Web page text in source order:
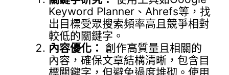
Keyword Planner、Ahrefs等，找
出目標受眾搜索頻率高且競爭相對
較低的關鍵字。
內容優化： 創作高質量且相關的
內容，確保文章結構清晰，包含目
標關鍵字，但避免過度堆砌。使用